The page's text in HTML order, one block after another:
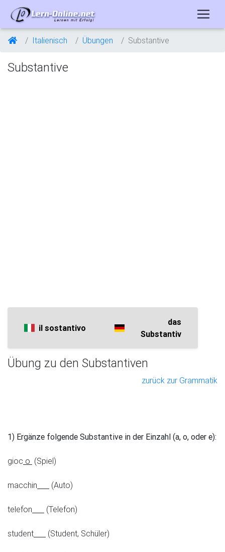
Italienisch Übungen Substantive
Substantive
il sostantivo
das
Substantiv
Übung zu den Substantiven
zurück zur Grammatik
1) Ergänze folgende Substantive in der Einzahl (a, o, oder e):
gioc o (Spiel)
macchin (Auto)
telefon (Telefon)
student (Student, Schüler)